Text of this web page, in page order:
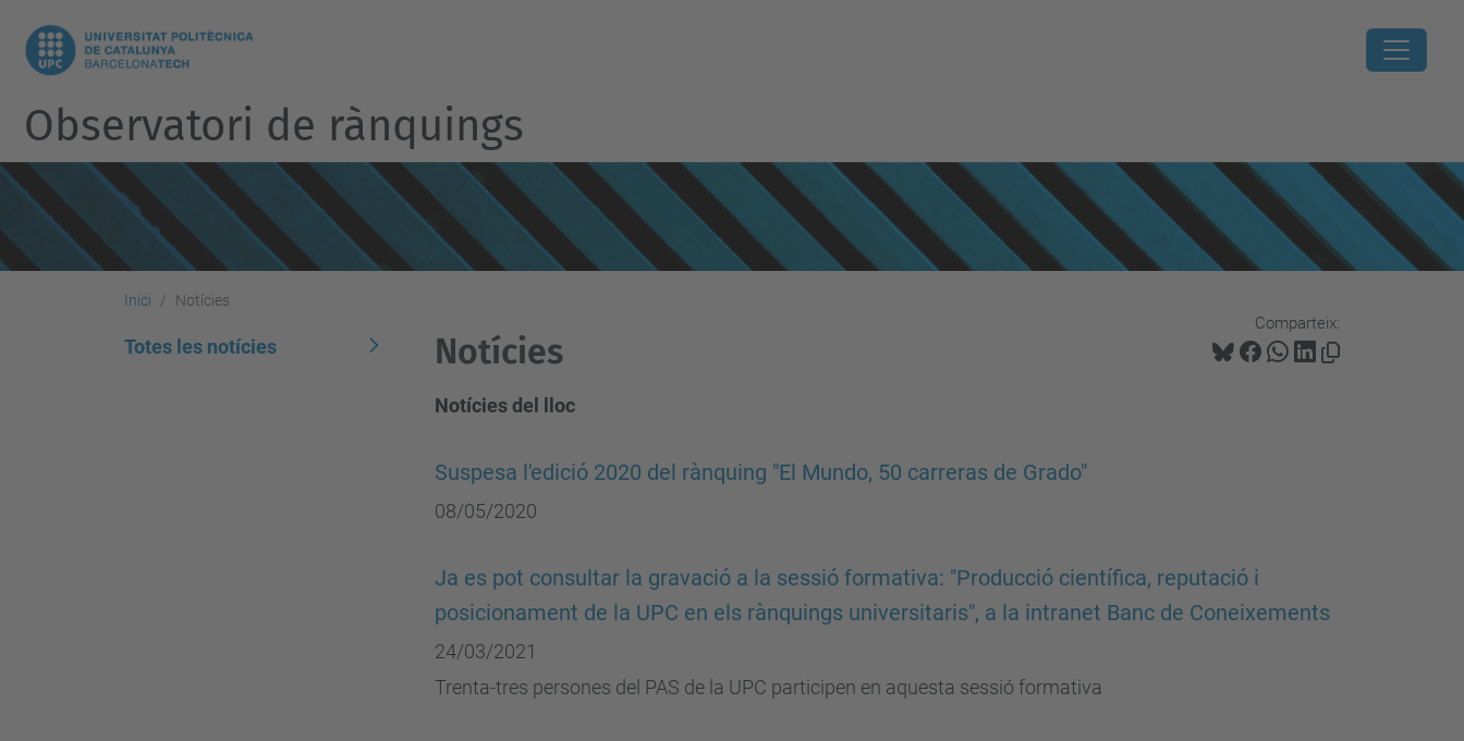
Observatori de rànquings
Inici Notícies
Comparteix:
Notícies
Notícies del lloc
Suspesa l'edició 2020 del rànquing "El Mundo, 50 carreras de Grado"
08/05/2020
Ja es pot consultar la gravació a la sessió formativa: "Producció científica, reputació i
posicionament de la UPC en els rànquings universitaris", a la intranet Banc de Coneixements
24/03/2021
Trenta-tres persones del PAS de la UPC participen en aquesta sessió formativa
Totes les notícies